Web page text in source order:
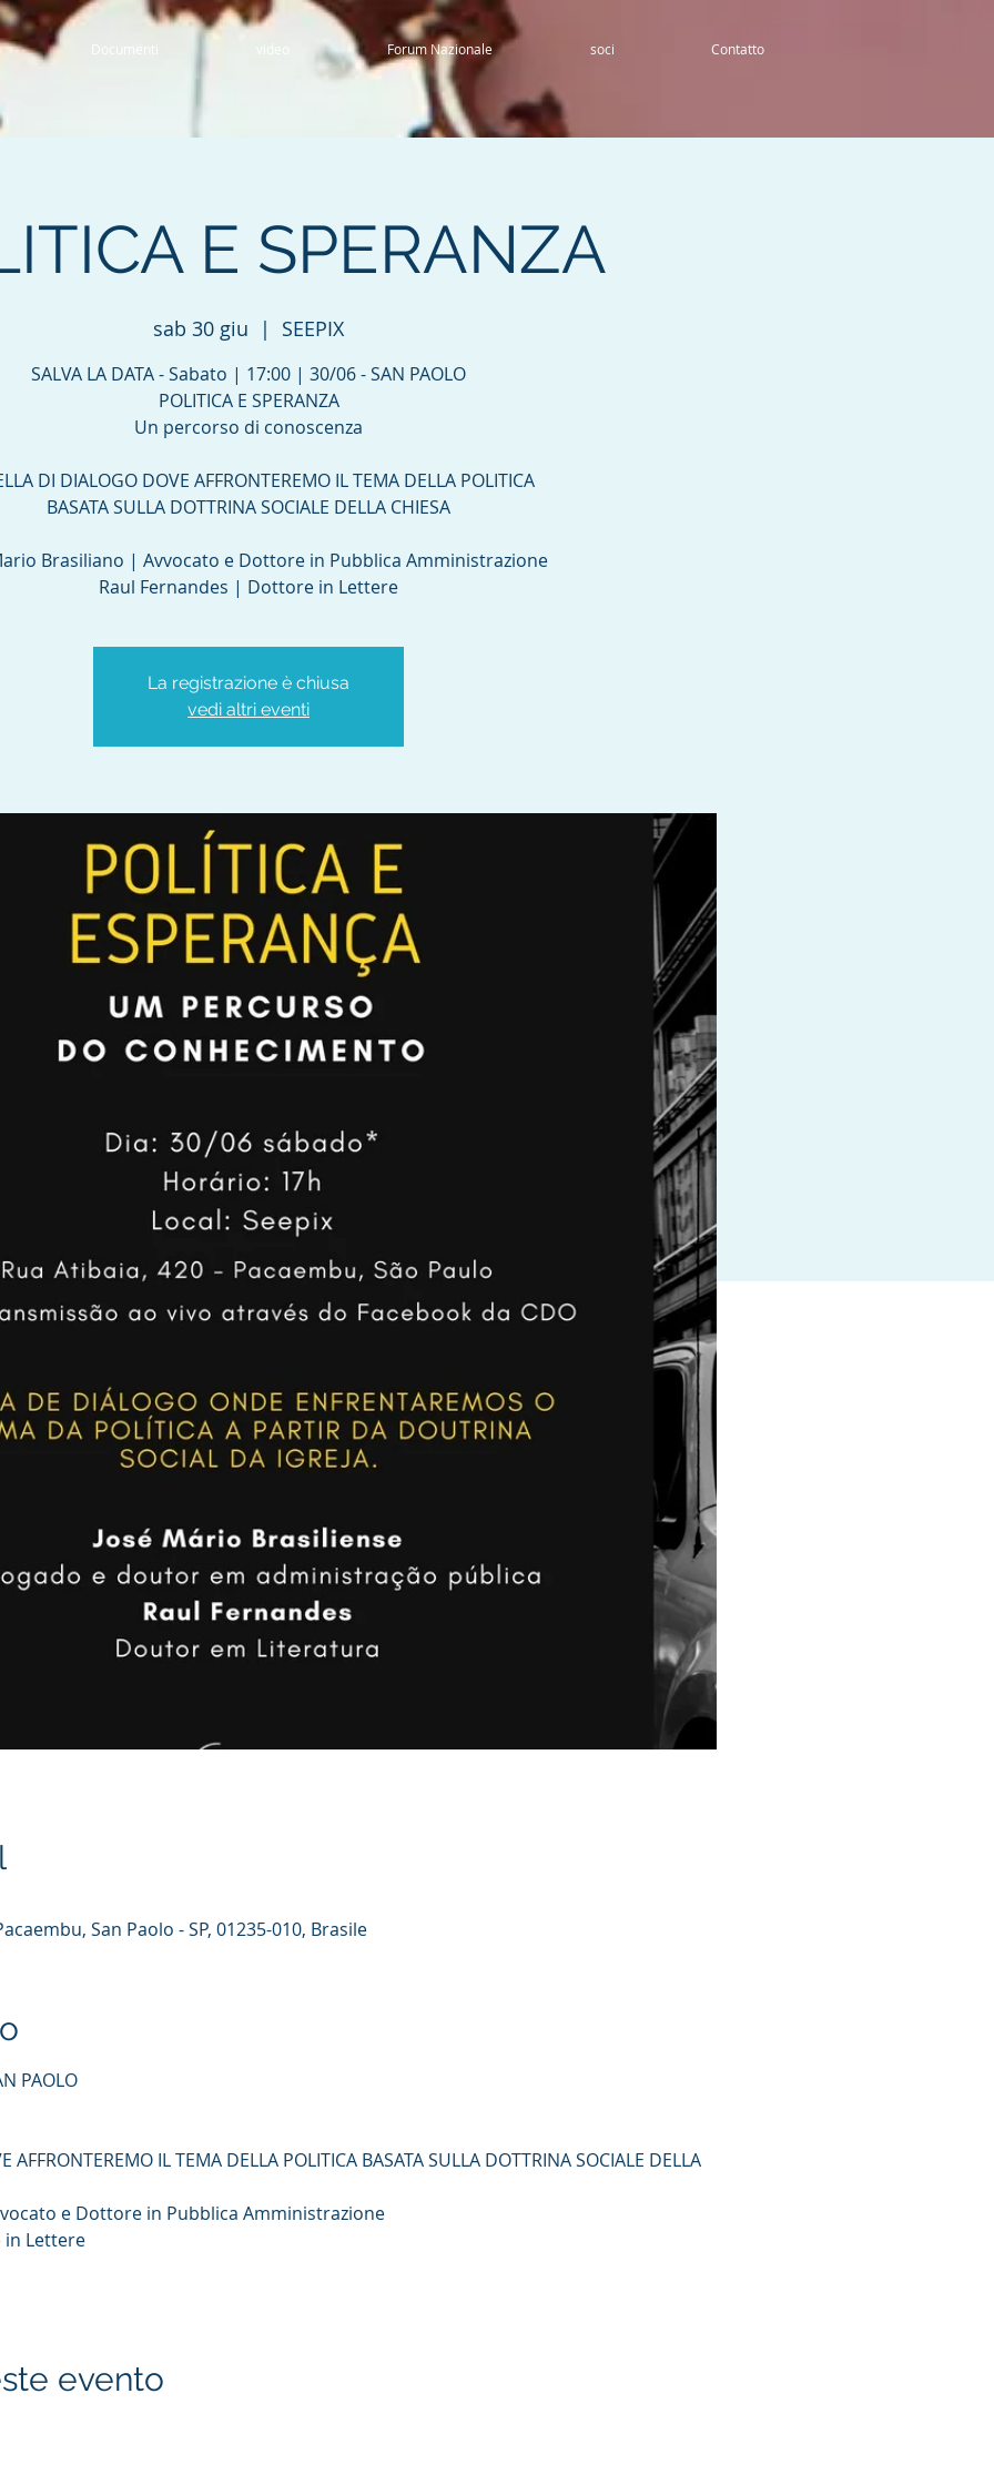
Documenti Forum Nazionale soci Contatto
E SPERANZA
sab 30 giu
  |
SEEPIX
SALVA LA DATA - Sabato | 17:00 | 30/06 - SAN PAOLO
POLITICA E SPERANZA
Un percorso di conoscenza
DI DIALOGO DOVE AFFRONTEREMO IL TEMA DELLA POLITICA
BASATA SULLA DOTTRINA SOCIALE DELLA CHIESA​
Brasiliano | Avvocato e Dottore in Pubblica Amministrazione
Raul Fernandes | Dottore in Lettere​
La registrazione è chiusa
vedi altri eventi
San Paolo - SP, 01235-010, Brasile
PAOLO
e Dottore in Pubblica Amministrazione
Lettere​
evento